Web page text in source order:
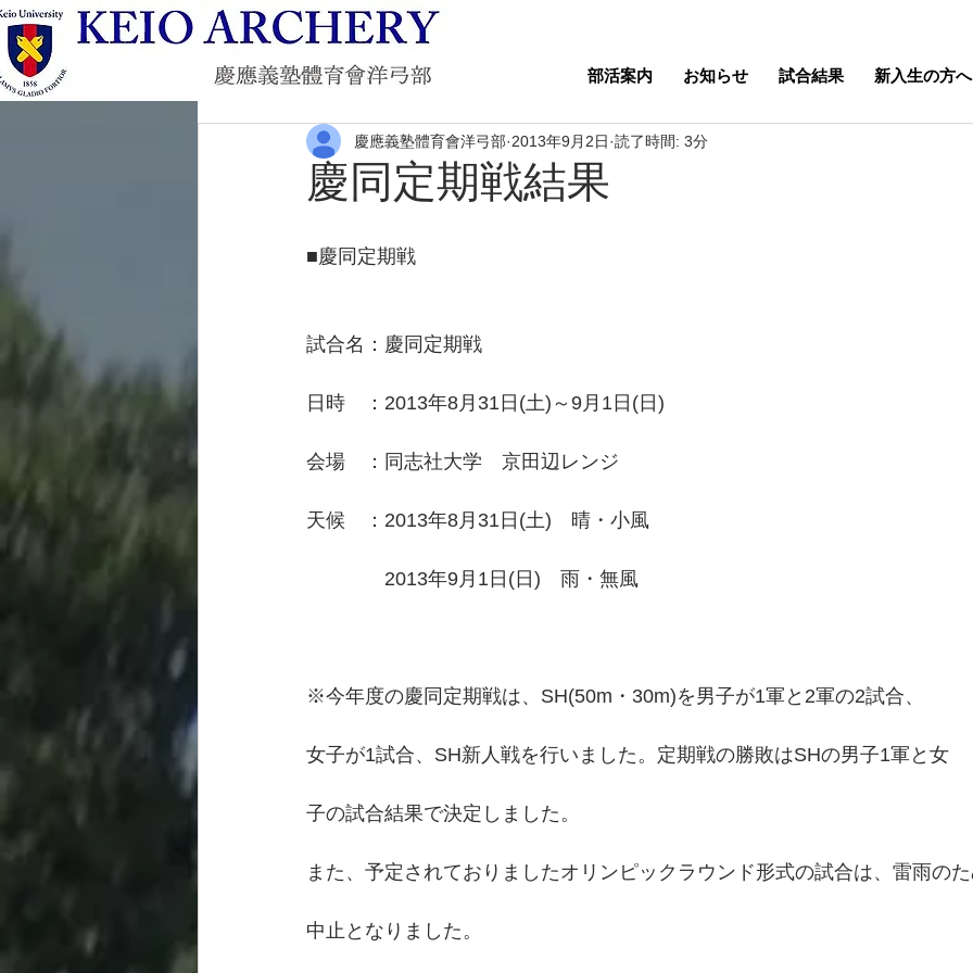
部活案内 お知らせ 試合結果 新入生の方へ
慶同定期戦結果
慶應義塾體育會洋弓部 2013年9月2日 読了時間: 3分
■慶同定期戦
試合名：慶同定期戦
日時　：2013年8月31日(土)～9月1日(日)
会場　：同志社大学　京田辺レンジ
天候　：2013年8月31日(土)　晴・小風
2013年9月1日(日)　雨・無風
※今年度の慶同定期戦は、SH(50m・30m)を男子が1軍と2軍の2試合、
女子が1試合、SH新人戦を行いました。定期戦の勝敗はSHの男子1軍と女
子の試合結果で決定しました。
また、予定されておりましたオリンピックラウンド形式の試合は、雷雨の
中止となりました。